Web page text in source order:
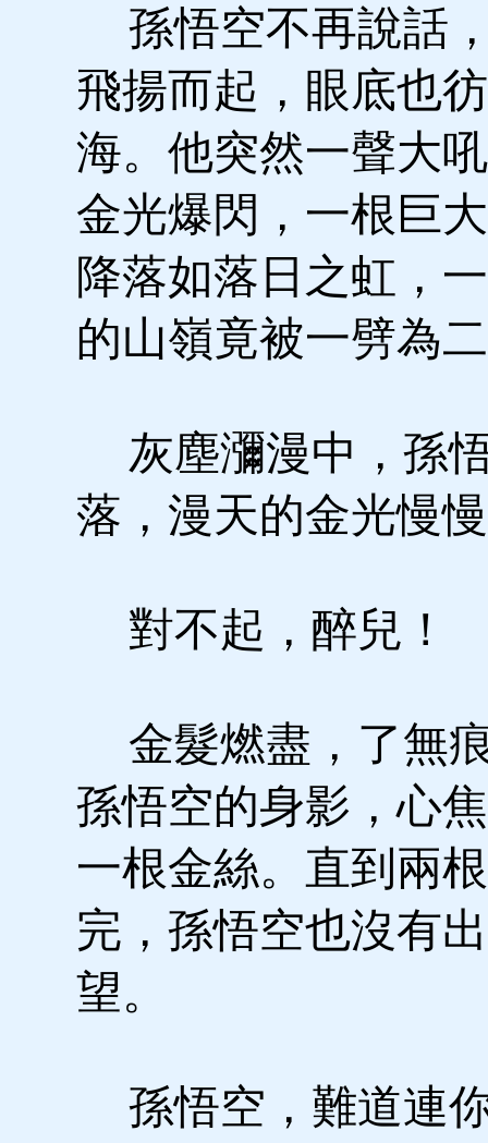
孫悟空不再說話
飛揚而起，眼底也
海。他突然一聲大
金光爆閃，一根巨
降落如落日之虹，
的山嶺竟被一劈為
灰塵瀰漫中，孫
落，漫天的金光慢
對不起，醉兒！
金髮燃盡，了無
孫悟空的身影，心
一根金絲。直到兩
完，孫悟空也沒有
望。
孫悟空，難道連